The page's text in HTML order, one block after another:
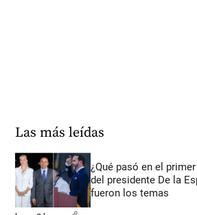
Las más leídas
¿Qué pasó en el
del presidente De la
fueron los temas